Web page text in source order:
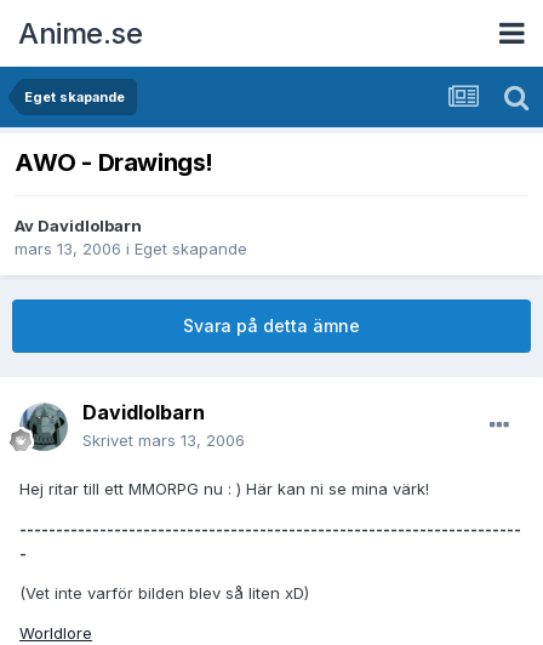
Anime.se
Eget skapande
AWO - Drawings!
Av Davidlolbarn
mars 13, 2006 i Eget skapande
Svara på detta ämne
Davidlolbarn
Skrivet mars 13, 2006
Hej ritar till ett MMORPG nu : ) Här kan ni se mina värk!
---------------------------------------------------------------------
-
(Vet inte varför bilden blev så liten xD)
Worldlore